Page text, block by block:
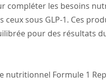
compléter les besoins
ceux sous GLP-1. Ces
pour des résultats
nutritionnel Formule 1